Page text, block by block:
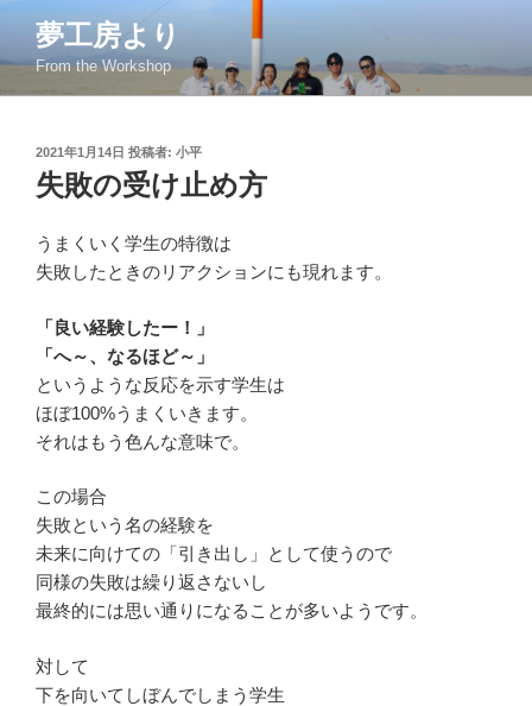
テ
ン
夢工房より
From the Workshop
投
稿
日:
2021年1月14日 投稿者: 小平
失敗の受け止め方
うまくいく学生の特徴は
失敗したときのリアクションにも現れます。
「良い経験したー！」
「へ～、なるほど～」
というような反応を示す学生は
ほぼ100%うまくいきます。
それはもう色んな意味で。
この場合
失敗という名の経験を
未来に向けての「引き出し」として使うので
同様の失敗は繰り返さないし
最終的には思い通りになることが多いようです。
対して
下を向いてしぼんでしまう学生